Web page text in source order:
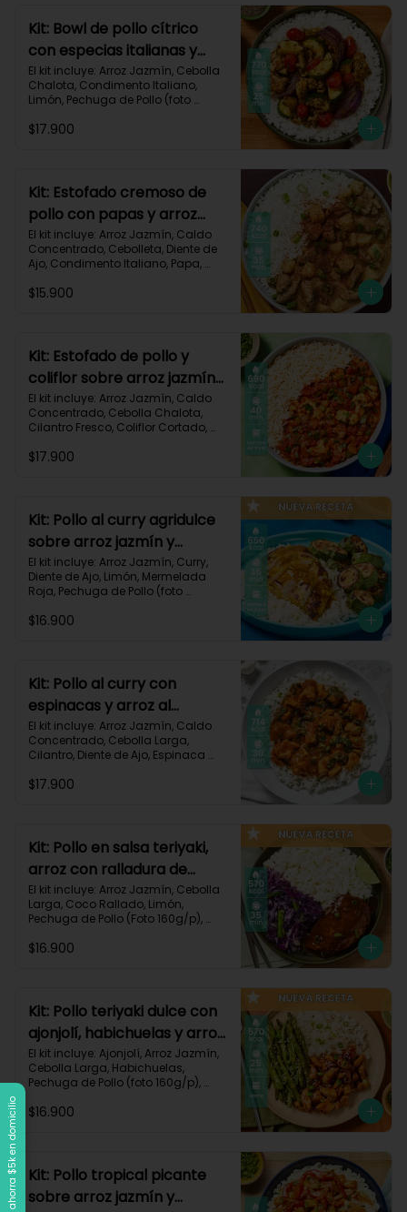
Kit: Bowl de pollo cítrico
con especias italianas y
vegetales asados-135
El kit incluye: Arroz Jazmín, Cebolla
Chalota, Condimento Italiano,
Limón, Pechuga de Pollo (foto
Cherry, Zucchini, Receta Impresa.
$17.900
Kit: Estofado cremoso de
pollo con papas y arroz
jazmín-127
El kit incluye: Arroz Jazmín, Caldo
Concentrado, Cebolleta, Diente de
Ajo, Condimento Italiano, Papa,
160g/p), Queso Crema, Receta
Grasas 14g | Proteínas 41g
$15.900
Kit: Estofado de pollo y
coliflor sobre arroz jazmín-
106
El kit incluye: Arroz Jazmín, Caldo
Concentrado, Cebolla Chalota,
Cilantro Fresco, Coliflor Cortado,
Pollo (foto 160g/p), Pimentón Verde,
Carbohidratos 79g | Grasas 21g |
Proteínas 42g
$17.900
Kit: Pollo al curry agridulce
sobre arroz jazmín y
zucchini horneado-148
El kit incluye: Arroz Jazmín, Curry,
Diente de Ajo, Limón, Mermelada
Roja, Pechuga de Pollo (foto
Verde, Receta Impresa.
$16.900
Kit: Pollo al curry con
espinacas y arroz al
cilantro-93
El kit incluye: Arroz Jazmín, Caldo
Concentrado, Cebolla Larga,
Cilantro, Diente de Ajo, Espinaca
Pechuga (foto 160g/p), Tomates
Protaínas 40g
$17.900
Kit: Pollo en salsa teriyaki,
arroz con ralladura de
coco y repollo salteado-
143
El kit incluye: Arroz Jazmín, Cebolla
Larga, Coco Rallado, Limón,
Pechuga de Pollo (Foto 160g/p),
Receta Impresa
$16.900
Kit: Pollo teriyaki dulce con
ajonjolí, habichuelas y arroz
jazmín-149
El kit incluye: Ajonjolí, Arroz Jazmín,
Cebolla Larga, Habichuelas,
Pechuga de Pollo (foto 160g/p),
Paprika, Receta Impresa.
$16.900
Kit: Pollo tropical picante
sobre arroz jazmín y